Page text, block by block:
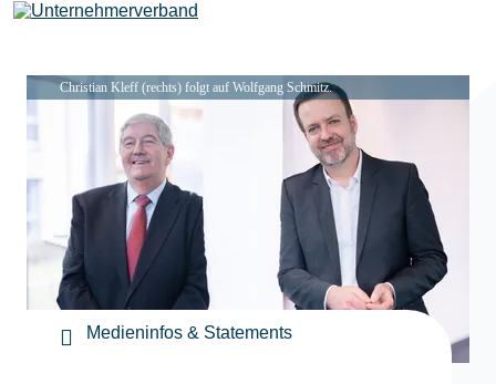
Leistungen
Mitglieder
[uv]campus | Seminare
Christian Kleff (rechts) folgt auf Wolfgang Schmitz.
Medieninfos & Statements